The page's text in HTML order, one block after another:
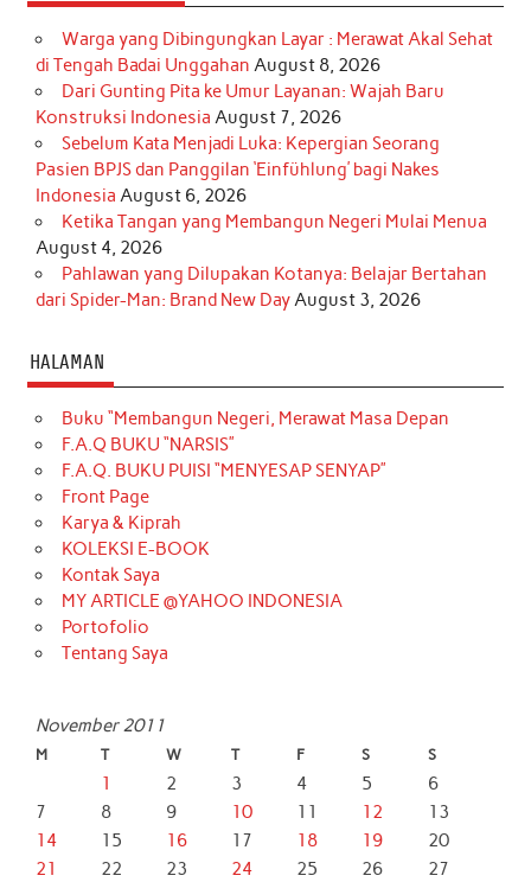
Warga yang Dibingungkan Layar : Merawat Akal Sehat
di Tengah Badai Unggahan August 8, 2026
Dari Gunting Pita ke Umur Layanan: Wajah Baru
Konstruksi Indonesia August 7, 2026
Sebelum Kata Menjadi Luka: Kepergian Seorang
Pasien BPJS dan Panggilan ‘Einfühlung’ bagi Nakes
Indonesia August 6, 2026
Ketika Tangan yang Membangun Negeri Mulai Menua
August 4, 2026
Pahlawan yang Dilupakan Kotanya: Belajar Bertahan
dari Spider-Man: Brand New DayAugust 3, 2026
HALAMAN
Buku “Membangun Negeri, Merawat Masa Depan
F.A.Q BUKU “NARSIS”
F.A.Q. BUKU PUISI “MENYESAP SENYAP”
Front Page
Karya & Kiprah
KOLEKSI E-BOOK
Kontak Saya
MY ARTICLE @YAHOO INDONESIA
Portofolio
Tentang Saya
November 2011
M T W T F S S
1 2 3 4 5
6
7
8 9 10 11 12
13
14
15 16 17 18 19
20
21
22 23 24 25 26
27